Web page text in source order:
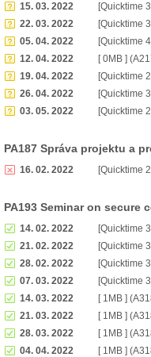
15. 03. 2022
[Quicktime
22. 03. 2022
[Quicktime
05. 04. 2022
[Quicktime
12. 04. 2022
[ 0MB ]
19. 04. 2022
[Quicktime
26. 04. 2022
[Quicktime
03. 05. 2022
[Quicktime
PA187 Správa projektu a
16. 02. 2022 [Quicktime
PA193 Seminar on
14. 02. 2022
[Quicktime
21. 02. 2022
[Quicktime
28. 02. 2022
[Quicktime
07. 03. 2022
[Quicktime
14. 03. 2022
[ 1MB ]
21. 03. 2022
[ 1MB ]
28. 03. 2022
[ 1MB ]
04. 04. 2022
[ 1MB ]